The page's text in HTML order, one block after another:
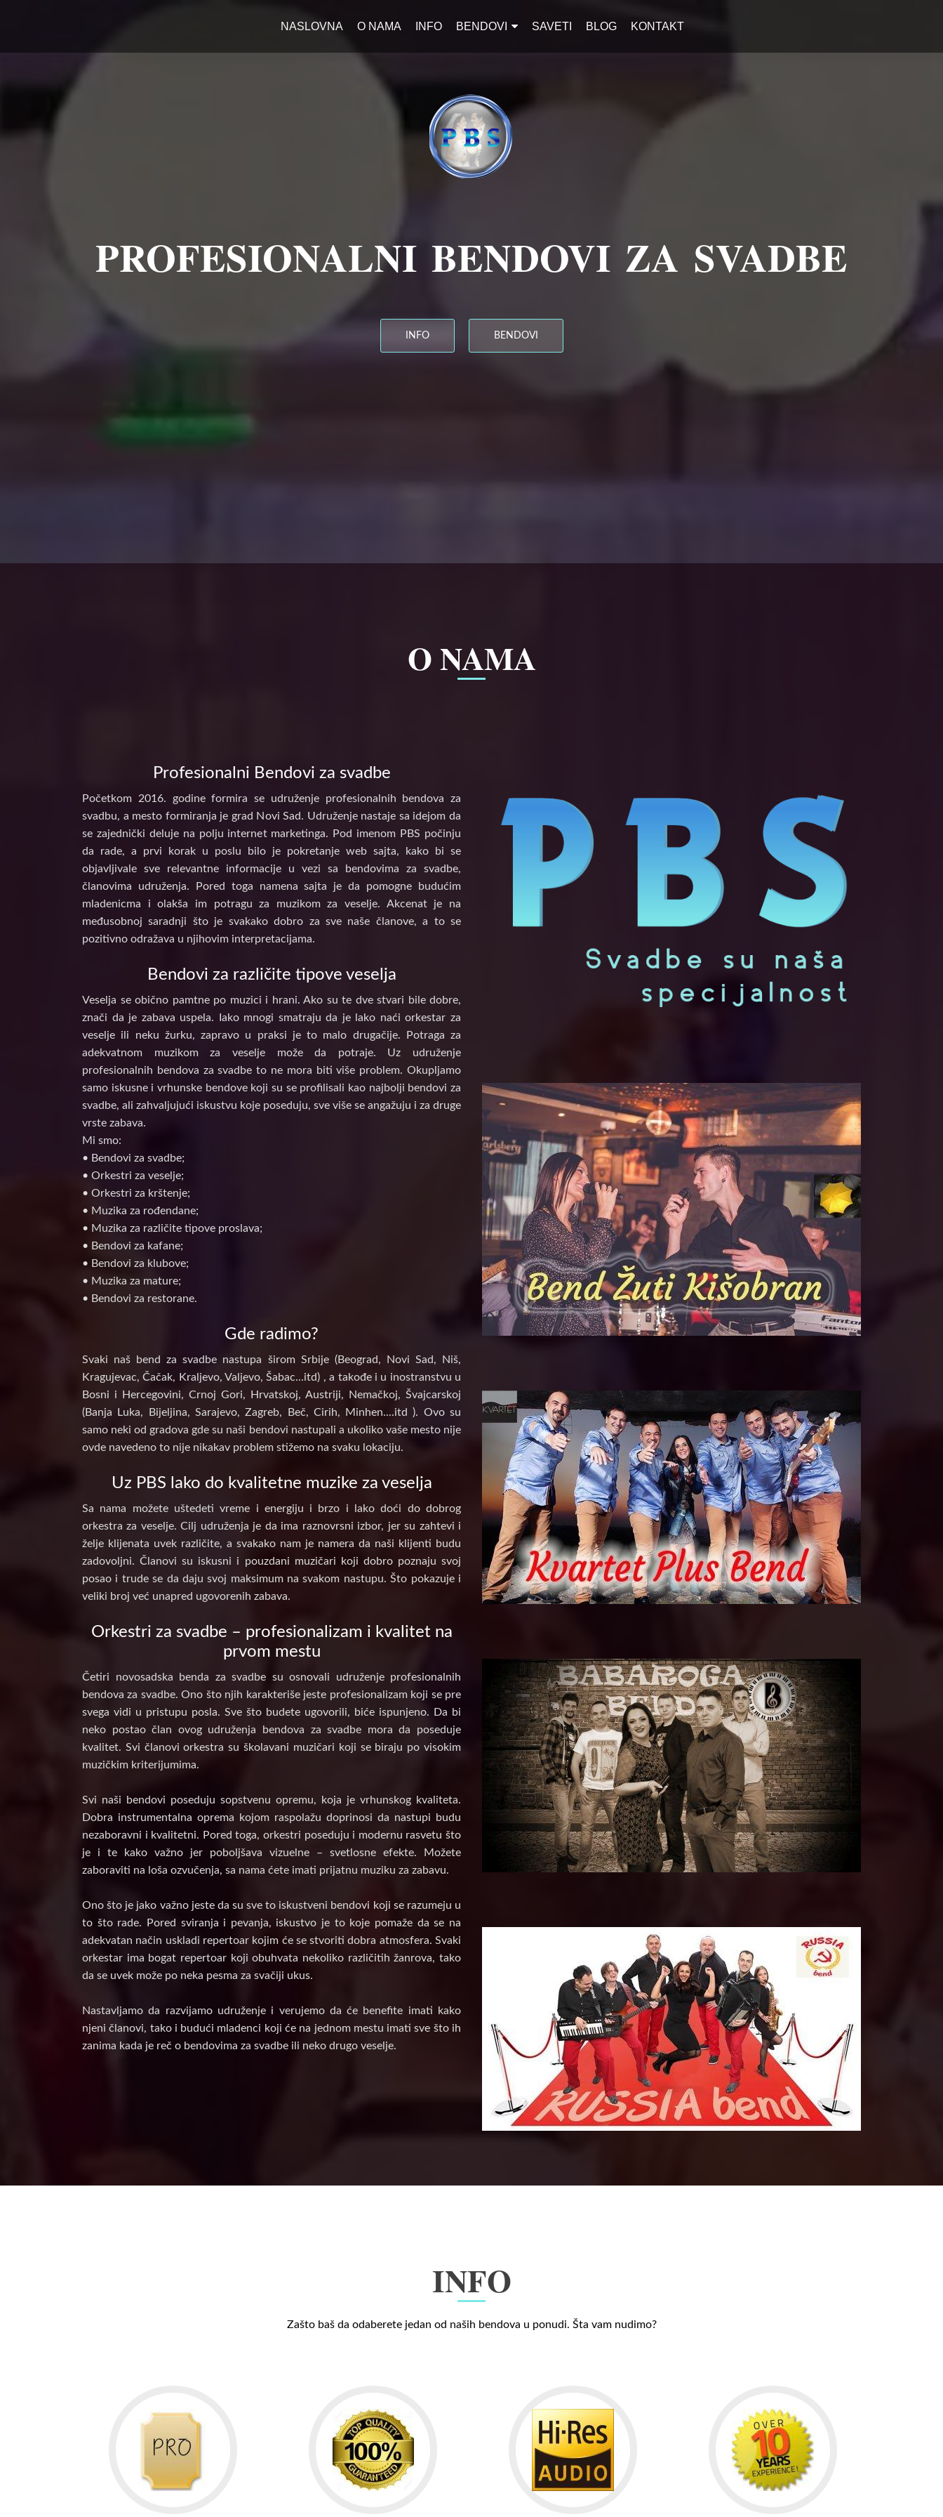
NASLOVNA O NAMA INFO BENDOVI SAVETI BLOG KONTAKT
PROFESIONALNI BENDOVI ZA SVADBE
INFO BENDOVI
O NAMA
Profesionalni Bendovi za svadbe
Početkom 2016. godine formira se udruženje profesionalnih bendova za
svadbu, a mesto formiranja je grad Novi Sad. Udruženje nastaje sa idejom da
se zajednički deluje na polju internet marketinga. Pod imenom PBS počinju
da rade, a prvi korak u poslu bilo je pokretanje web sajta, kako bi se
objavljivale sve relevantne informacije u vezi sa bendovima za svadbe,
članovima udruženja. Pored toga namena sajta je da pomogne budućim
mladenicma i olakša im potragu za muzikom za veselje. Akcenat je na
međusobnoj saradnji što je svakako dobro za sve naše članove, a to se
pozitivno odražava u njihovim interpretacijama.
Bendovi za različite tipove veselja
Veselja se obično pamtne po muzici i hrani. Ako su te dve stvari bile dobre,
znači da je zabava uspela. Iako mnogi smatraju da je lako naći orkestar za
veselje ili neku žurku, zapravo u praksi je to malo drugačije. Potraga za
adekvatnom muzikom za veselje može da potraje. Uz udruženje
profesionalnih bendova za svadbe to ne mora biti više problem. Okupljamo
samo iskusne i vrhunske bendove koji su se profilisali kao najbolji bendovi za
svadbe, ali zahvaljujući iskustvu koje poseduju, sve više se angažuju i za druge
vrste zabava.
Mi smo:
• Bendovi za svadbe;
• Orkestri za veselje;
• Orkestri za krštenje;
• Muzika za rođendane;
• Muzika za različite tipove proslava;
• Bendovi za kafane;
• Bendovi za klubove;
• Muzika za mature;
• Bendovi za restorane.
Gde radimo?
Svaki naš bend za svadbe nastupa širom Srbije (Beograd, Novi Sad, Niš,
Kragujevac, Čačak, Kraljevo, Valjevo, Šabac...itd) , a takođe i u inostranstvu u
Bosni i Hercegovini, Crnoj Gori, Hrvatskoj, Austriji, Nemačkoj, Švajcarskoj
(Banja Luka, Bijeljina, Sarajevo, Zagreb, Beč, Cirih, Minhen....itd ). Ovo su
samo neki od gradova gde su naši bendovi nastupali a ukoliko vaše mesto nije
ovde navedeno to nije nikakav problem stižemo na svaku lokaciju.
Uz PBS lako do kvalitetne muzike za veselja
Sa nama možete uštedeti vreme i energiju i brzo i lako doći do dobrog
orkestra za veselje. Cilj udruženja je da ima raznovrsni izbor, jer su zahtevi i
želje klijenata uvek različite, a svakako nam je namera da naši klijenti budu
zadovoljni. Članovi su iskusni i pouzdani muzičari koji dobro poznaju svoj
posao i trude se da daju svoj maksimum na svakom nastupu. Što pokazuje i
veliki broj već unapred ugovorenih zabava.
Orkestri za svadbe – profesionalizam i kvalitet na
prvom mestu
Četiri novosadska benda za svadbe su osnovali udruženje profesionalnih
bendova za svadbe. Ono što njih karakteriše jeste profesionalizam koji se pre
svega vidi u pristupu posla. Sve što budete ugovorili, biće ispunjeno. Da bi
neko postao član ovog udruženja bendova za svadbe mora da poseduje
kvalitet. Svi članovi orkestra su školavani muzičari koji se biraju po visokim
muzičkim kriterijumima.
Svi naši bendovi poseduju sopstvenu opremu, koja je vrhunskog kvaliteta.
Dobra instrumentalna oprema kojom raspolažu doprinosi da nastupi budu
nezaboravni i kvalitetni. Pored toga, orkestri poseduju i modernu rasvetu što
je i te kako važno jer poboljšava vizuelne – svetlosne efekte. Možete
zaboraviti na loša ozvučenja, sa nama ćete imati prijatnu muziku za zabavu.
Ono što je jako važno jeste da su sve to iskustveni bendovi koji se razumeju u
to što rade. Pored sviranja i pevanja, iskustvo je to koje pomaže da se na
adekvatan način uskladi repertoar kojim će se stvoriti dobra atmosfera. Svaki
orkestar ima bogat repertoar koji obuhvata nekoliko različitih žanrova, tako
da se uvek može po neka pesma za svačiji ukus.
Nastavljamo da razvijamo udruženje i verujemo da će benefite imati kako
njeni članovi, tako i budući mladenci koji će na jednom mestu imati sve što ih
zanima kada je reč o bendovima za svadbe ili neko drugo veselje.
INFO
Zašto baš da odaberete jedan od naših bendova u ponudi. Šta vam nudimo?